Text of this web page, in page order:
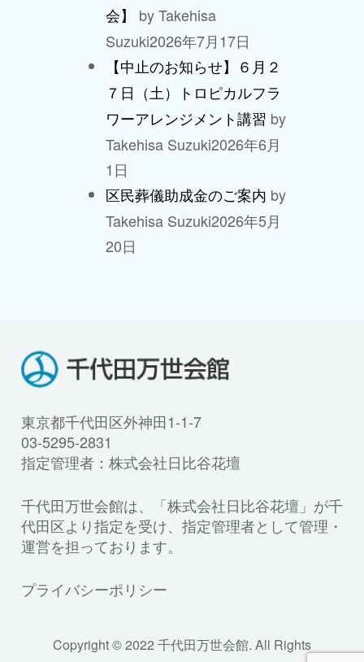
会】
by Takehisa
Suzuki2026年7月17日
【中止のお知らせ】６月２
７日（土）トロピカルフラ
ワーアレンジメント講習 by
Takehisa Suzuki2026年6月
1日
区民葬儀助成金のご案内 by
Takehisa Suzuki2026年5月
20日
東京都千代田区外神田1-1-7
03-5295-2831
指定管理者：株式会社日比谷花壇
千代田万世会館は、「株式会社日比谷花壇」が千
代田区より指定を受け、指定管理者として管理・
運営を担っております。
プライバシーポリシー
Copyright © 2022 千代田万世会館. All Rights